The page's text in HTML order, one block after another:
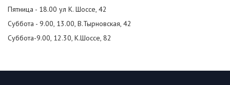
Пятница - 18.00 ул К. Шоссе, 42
Суббота - 9.00, 13.00, В.Тырновская, 42
Суббота-9.00, 12.30, К.Шоссе, 82